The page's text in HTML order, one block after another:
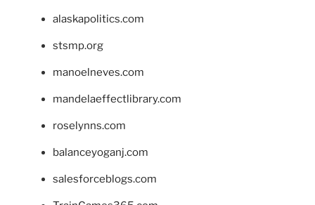
alaskapolitics.com
stsmp.org
manoelneves.com
mandelaeffectlibrary.com
roselynns.com
balanceyoganj.com
salesforceblogs.com